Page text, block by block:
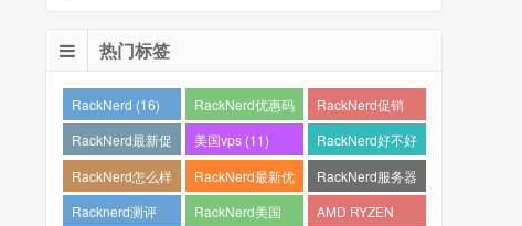
热门标签
RackNerd (16)
RackNerd优惠码
(15)
RackNerd促销
(14)
RackNerd最新促
销 (12)
美国vps (11)
RackNerd好不好
(11)
RackNerd怎么样
(11)
RackNerd最新优
惠码 (11)
RackNerd服务器
怎么样 (11)
Racknerd测评
RackNerd美国
AMD RYZEN